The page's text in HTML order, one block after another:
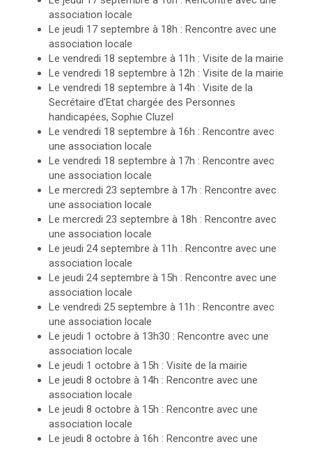
association locale
Le jeudi 17 septembre à 18h : Rencontre avec une
association locale
Le vendredi 18 septembre à 11h : Visite de la mairie
Le vendredi 18 septembre à 12h : Visite de la mairie
Le vendredi 18 septembre à 14h : Visite de la
Secrétaire d’Etat chargée des Personnes
handicapées, Sophie Cluzel
Le vendredi 18 septembre à 16h : Rencontre avec
une association locale
Le vendredi 18 septembre à 17h : Rencontre avec
une association locale
Le mercredi 23 septembre à 17h : Rencontre avec
une association locale
Le mercredi 23 septembre à 18h : Rencontre avec
une association locale
Le jeudi 24 septembre à 11h : Rencontre avec une
association locale
Le jeudi 24 septembre à 15h : Rencontre avec une
association locale
Le vendredi 25 septembre à 11h : Rencontre avec
une association locale
Le jeudi 1 octobre à 13h30 : Rencontre avec une
association locale
Le jeudi 1 octobre à 15h : Visite de la mairie
Le jeudi 8 octobre à 14h : Rencontre avec une
association locale
Le jeudi 8 octobre à 15h : Rencontre avec une
association locale
Le jeudi 8 octobre à 16h : Rencontre avec une